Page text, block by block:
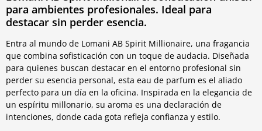
para ambientes profesionales. Ideal para
destacar sin perder esencia.
Entra al mundo de Lomani AB Spirit Millionaire, una fragancia
que combina sofisticación con un toque de audacia. Diseñada
para quienes buscan destacar en el entorno profesional sin
perder su esencia personal, esta eau de parfum es el aliado
perfecto para un día en la oficina. Inspirada en la elegancia de
un espíritu millonario, su aroma es una declaración de
intenciones, donde cada gota refleja confianza y estilo.